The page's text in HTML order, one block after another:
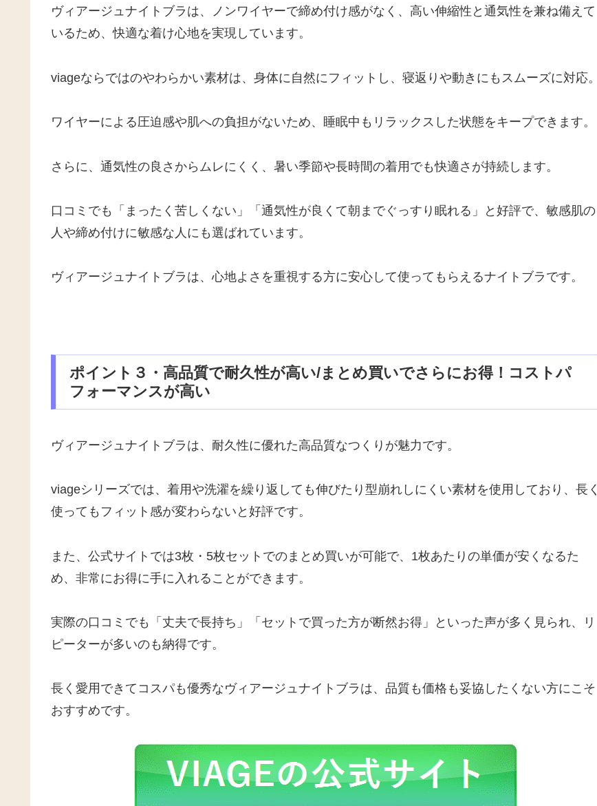
ヴィアージュナイトブラは、ノンワイヤーで締め付け感がなく、高い伸縮性と通気性を兼ね備えて
いるため、快適な着け心地を実現しています。
viageならではのやわらかい素材は、身体に自然にフィットし、寝返りや動きにもスムーズに対応。
ワイヤーによる圧迫感や肌への負担がないため、睡眠中もリラックスした状態をキープできます。
さらに、通気性の良さからムレにくく、暑い季節や長時間の着用でも快適さが持続します。
口コミでも「まったく苦しくない」「通気性が良くて朝までぐっすり眠れる」と好評で、敏感肌の
人や締め付けに敏感な人にも選ばれています。
ヴィアージュナイトブラは、心地よさを重視する方に安心して使ってもらえるナイトブラです。
ポイント３・高品質で耐久性が高い/まとめ買いでさらにお得！コストパ
フォーマンスが高い
ヴィアージュナイトブラは、耐久性に優れた高品質なつくりが魅力です。
viageシリーズでは、着用や洗濯を繰り返しても伸びたり型崩れしにくい素材を使用しており、長く
使ってもフィット感が変わらないと好評です。
また、公式サイトでは3枚・5枚セットでのまとめ買いが可能で、1枚あたりの単価が安くなるた
め、非常にお得に手に入れることができます。
実際の口コミでも「丈夫で長持ち」「セットで買った方が断然お得」といった声が多く見られ、リ
ピーターが多いのも納得です。
長く愛用できてコスパも優秀なヴィアージュナイトブラは、品質も価格も妥協したくない方にこそ
おすすめです。